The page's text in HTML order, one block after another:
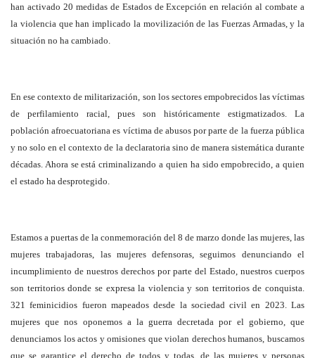
han activado 20 medidas de Estados de Excepción en relación al combate a
la violencia que han implicado la movilización de las Fuerzas Armadas, y la
situación no ha cambiado.
En ese contexto de militarización, son los sectores empobrecidos las víctimas
de perfilamiento racial, pues son históricamente estigmatizados. La
población afroecuatoriana es víctima de abusos por parte de la fuerza pública
y no solo en el contexto de la declaratoria sino de manera sistemática durante
décadas. Ahora se está criminalizando a quien ha sido empobrecido, a quien
el estado ha desprotegido.
Estamos a puertas de la conmemoración del 8 de marzo donde las mujeres, las
mujeres trabajadoras, las mujeres defensoras, seguimos denunciando el
incumplimiento de nuestros derechos por parte del Estado, nuestros cuerpos
son territorios donde se expresa la violencia y son territorios de conquista.
321 feminicidios fueron mapeados desde la sociedad civil en 2023. Las
mujeres que nos oponemos a la guerra decretada por el gobierno, que
denunciamos los actos y omisiones que violan derechos humanos, buscamos
que se garantice el derecho de todos y todas, de las mujeres y personas